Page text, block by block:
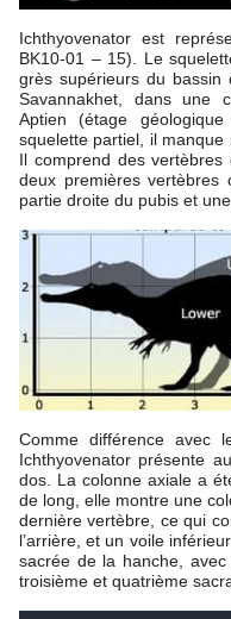
Ichthyovenator est
BK10-01 – 15). Le
grès supérieurs du bassin
Savannakhet, dans une
Aptien (étage
squelette partiel, il
Il comprend des
deux premières vertèbres
partie droite du pubis et
Comme différence avec
Ichthyovenator présente
dos. La colonne axiale a
de long, elle montre une
dernière vertèbre, ce qui
l’arrière, et un voile
sacrée de la hanche,
troisième et quatrième